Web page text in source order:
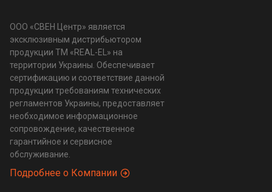
ООО «СВЕН Центр» является
эксклюзивным дистрибьютором
продукции ТМ «REAL-EL» на
территории Украины. Обеспечивает
сертификацию и соответствие данной
продукции требованиям технических
регламентов Украины, предоставляет
необходимое информационное
сопровождение, качественное
гарантийное и сервисное
обслуживание.
Подробнее о Компании